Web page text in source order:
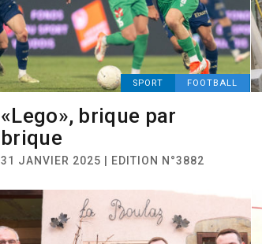
SPORT FOOTBALL
«Lego», brique par
brique
31 JANVIER 2025 | EDITION N°3882